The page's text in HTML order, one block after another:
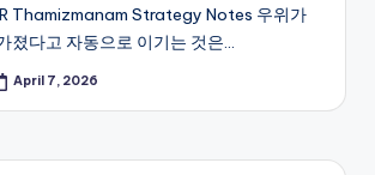
Thamizmanam Strategy Notes 우위가
졌다고 자동으로 이기는 것은…
April 7, 2026